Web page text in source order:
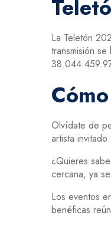
La Teletón
transmisión
Olvídate de
artista
¿Quieres
cercana, ya
Los eventos
benéficas